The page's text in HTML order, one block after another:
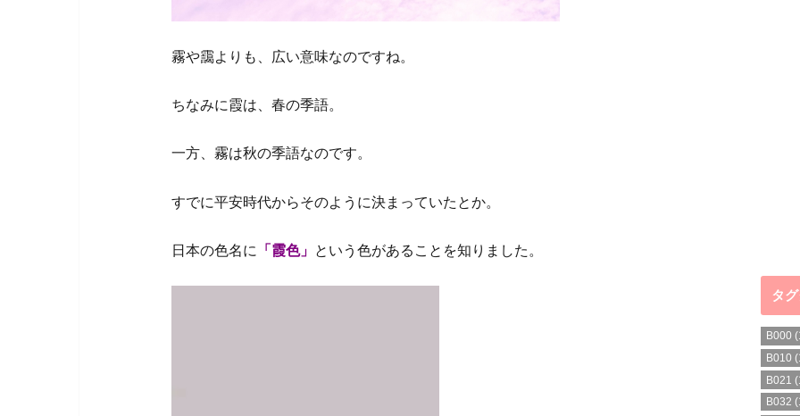
霧や靄よりも、広い意味なのですね。
ちなみに霞は、春の季語。
一方、霧は秋の季語なのです。
すでに平安時代からそのように決まっていたとか。
日本の色名に 「霞色」 という色があることを知りました。
タ
B000
B010
B021
B032